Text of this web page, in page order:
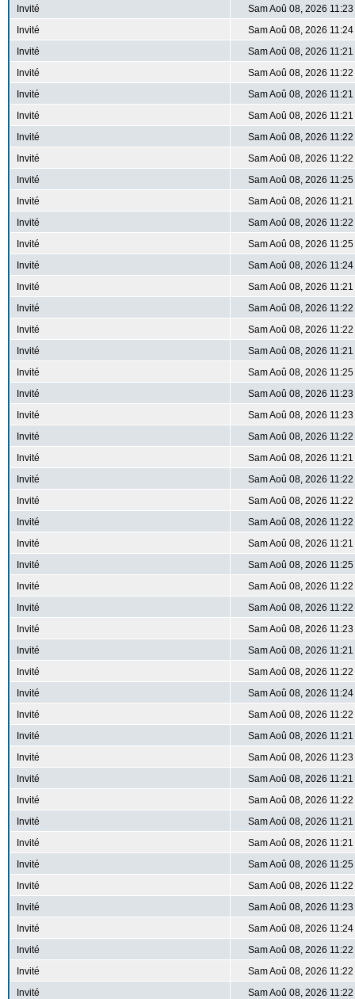
Invité
Sam Aoû 08, 2026
Invité
Sam Aoû 08, 2026
Invité
Sam Aoû 08, 2026
Invité
Sam Aoû 08, 2026
Invité
Sam Aoû 08, 2026
Invité
Sam Aoû 08, 2026
Invité
Sam Aoû 08, 2026
Invité
Sam Aoû 08, 2026
Invité
Sam Aoû 08, 2026
Invité
Sam Aoû 08, 2026
Invité
Sam Aoû 08, 2026
Invité
Sam Aoû 08, 2026
Invité
Sam Aoû 08, 2026
Invité
Sam Aoû 08, 2026
Invité
Sam Aoû 08, 2026
Invité
Sam Aoû 08, 2026
Invité
Sam Aoû 08, 2026
Invité
Sam Aoû 08, 2026
Invité
Sam Aoû 08, 2026
Invité
Sam Aoû 08, 2026
Invité
Sam Aoû 08, 2026
Invité
Sam Aoû 08, 2026
Invité
Sam Aoû 08, 2026
Invité
Sam Aoû 08, 2026
Invité
Sam Aoû 08, 2026
Invité
Sam Aoû 08, 2026
Invité
Sam Aoû 08, 2026
Invité
Sam Aoû 08, 2026
Invité
Sam Aoû 08, 2026
Invité
Sam Aoû 08, 2026
Invité
Sam Aoû 08, 2026
Invité
Sam Aoû 08, 2026
Invité
Sam Aoû 08, 2026
Invité
Sam Aoû 08, 2026
Invité
Sam Aoû 08, 2026
Invité
Sam Aoû 08, 2026
Invité
Sam Aoû 08, 2026
Invité
Sam Aoû 08, 2026
Invité
Sam Aoû 08, 2026
Invité
Sam Aoû 08, 2026
Invité
Sam Aoû 08, 2026
Invité
Sam Aoû 08, 2026
Invité
Sam Aoû 08, 2026
Invité
Sam Aoû 08, 2026
Invité
Sam Aoû 08, 2026
Invité
Sam Aoû 08, 2026
Invité
Sam Aoû 08, 2026